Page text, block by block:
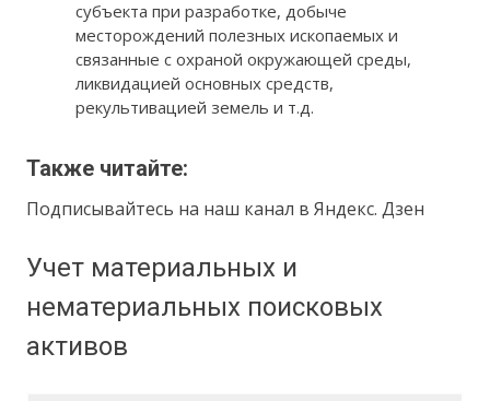
субъекта при разработке, добыче
месторождений полезных ископаемых и
связанные с охраной окружающей среды,
ликвидацией основных средств,
рекультивацией земель и т.д.
Также читайте:
Подписывайтесь на наш канал в Яндекс. Дзен
Учет материальных и
нематериальных поисковых
активов